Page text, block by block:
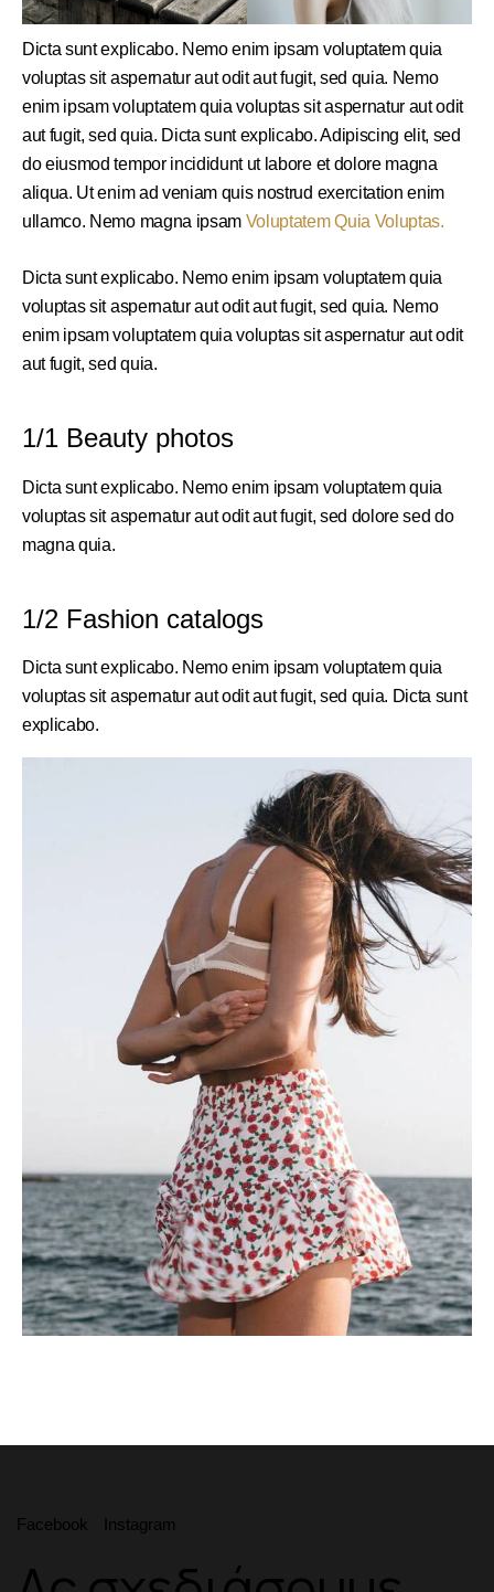
Dicta sunt explicabo. Nemo enim ipsam voluptatem quia
voluptas sit aspernatur aut odit aut fugit, sed quia. Nemo
enim ipsam voluptatem quia voluptas sit aspernatur aut odit
aut fugit, sed quia. Dicta sunt explicabo. Adipiscing elit, sed
do eiusmod tempor incididunt ut labore et dolore magna
aliqua. Ut enim ad veniam quis nostrud exercitation enim
ullamco. Nemo magna ipsam Voluptatem Quia Voluptas.
Dicta sunt explicabo. Nemo enim ipsam voluptatem quia
voluptas sit aspernatur aut odit aut fugit, sed quia. Nemo
enim ipsam voluptatem quia voluptas sit aspernatur aut odit
aut fugit, sed quia.
1/1 Beauty photos
Dicta sunt explicabo. Nemo enim ipsam voluptatem quia
voluptas sit aspernatur aut odit aut fugit, sed dolore sed do
magna quia.
1/2 Fashion catalogs
Dicta sunt explicabo. Nemo enim ipsam voluptatem quia
voluptas sit aspernatur aut odit aut fugit, sed quia. Dicta sunt
explicabo.
Facebook Instagram